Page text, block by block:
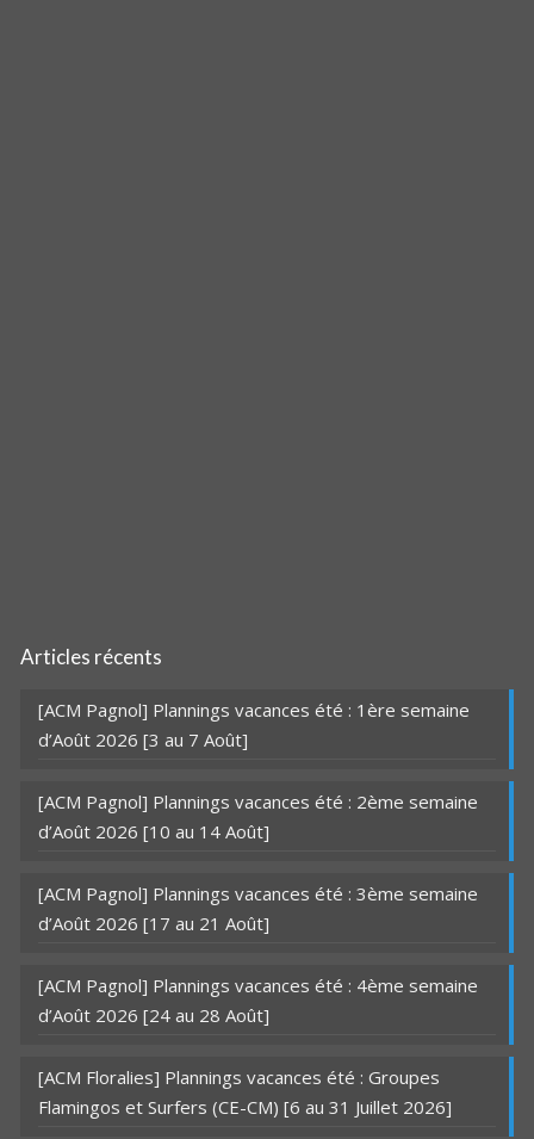
Articles récents
[ACM Pagnol] Plannings vacances été : 1ère semaine
d’Août 2026 [3 au 7 Août]
[ACM Pagnol] Plannings vacances été : 2ème semaine
d’Août 2026 [10 au 14 Août]
[ACM Pagnol] Plannings vacances été : 3ème semaine
d’Août 2026 [17 au 21 Août]
[ACM Pagnol] Plannings vacances été : 4ème semaine
d’Août 2026 [24 au 28 Août]
[ACM Floralies] Plannings vacances été : Groupes
Flamingos et Surfers (CE-CM) [6 au 31 Juillet 2026]